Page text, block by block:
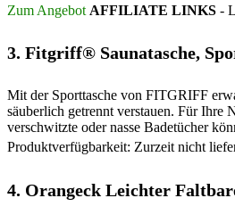
Zum Angebot AFFILIATE LINKS -
3. Fitgriff® Saunatasche,
Mit der Sporttasche von FITGRIFF
säuberlich getrennt verstauen. Für Ihre
verschwitzte oder nasse Badetücher
Produktverfügbarkeit: Zurzeit nicht
4. Orangeck Leichter